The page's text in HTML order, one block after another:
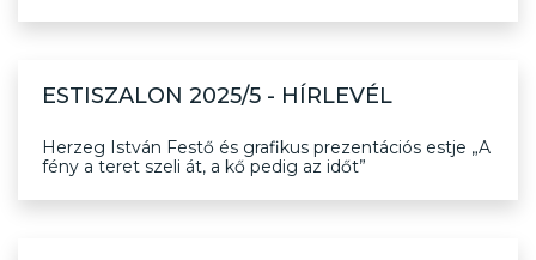
ESTISZALON 2025/5 - HÍRLEVÉL
Herzeg István Festő és grafikus prezentációs estje „A
fény a teret szeli át, a kő pedig az időt”